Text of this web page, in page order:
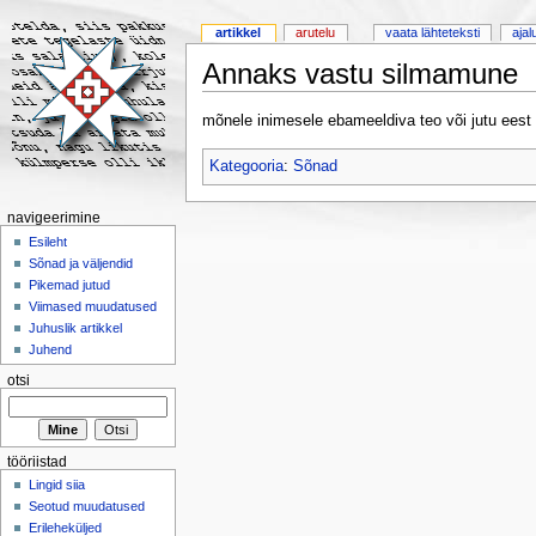
Annaks vastu silmamune
mõnele inimesele ebameeldiva teo või jutu eest
Kategooria: Sõnad
artikkel arutelu vaata lähteteksti
navigeerimine
Esileht
Sõnad ja väljendid
Pikemad jutud
Viimased muudatused
Juhuslik artikkel
Juhend
otsi
tööriistad
Lingid siia
Seotud muudatused
Erileheküljed